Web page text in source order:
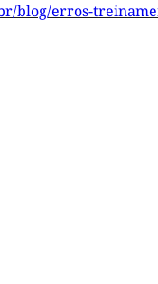
blog/erros-